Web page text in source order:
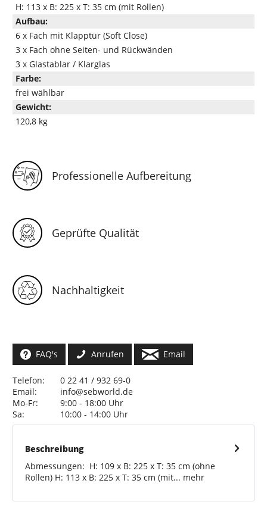
H: 113 x B: 225 x T: 35 cm (mit Rollen)
Aufbau:
6 x Fach mit Klapptür (Soft Close)
3 x Fach ohne Seiten- und Rückwänden
3 x Glastablar / Klarglas
Farbe:
frei wählbar
Gewicht:
120,8 kg
Professionelle Aufbereitung
Geprüfte Qualität
Nachhaltigkeit
FAQ's Anrufen Email
Telefon:
0 22 41 / 932 69-0
Email:
info@sebworld.de
Mo-Fr:
9:00 - 18:00 Uhr
Sa:
10:00 - 14:00 Uhr
Beschreibung
Abmessungen: H: 109 x B: 225 x T: 35 cm (ohne
Rollen) H: 113 x B: 225 x T: 35 cm (mit... mehr